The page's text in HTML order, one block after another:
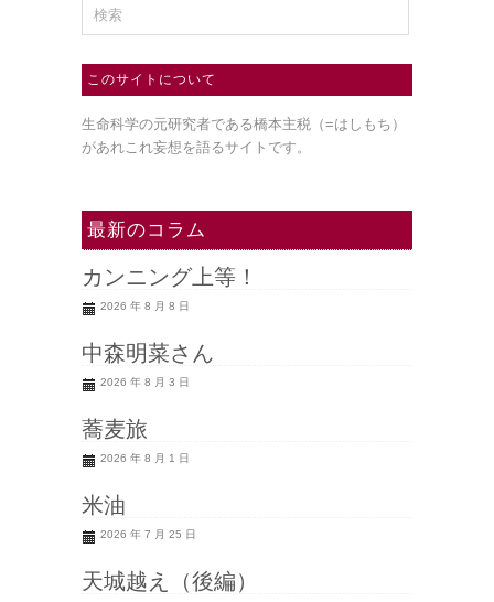
このサイトについて
生命科学の元研究者である橋本主税（=はしもち）
があれこれ妄想を語るサイトです。
最新のコラム
カンニング上等！
2026 年 8 月 8 日
中森明菜さん
2026 年 8 月 3 日
蕎麦旅
2026 年 8 月 1 日
米油
2026 年 7 月 25 日
天城越え（後編）